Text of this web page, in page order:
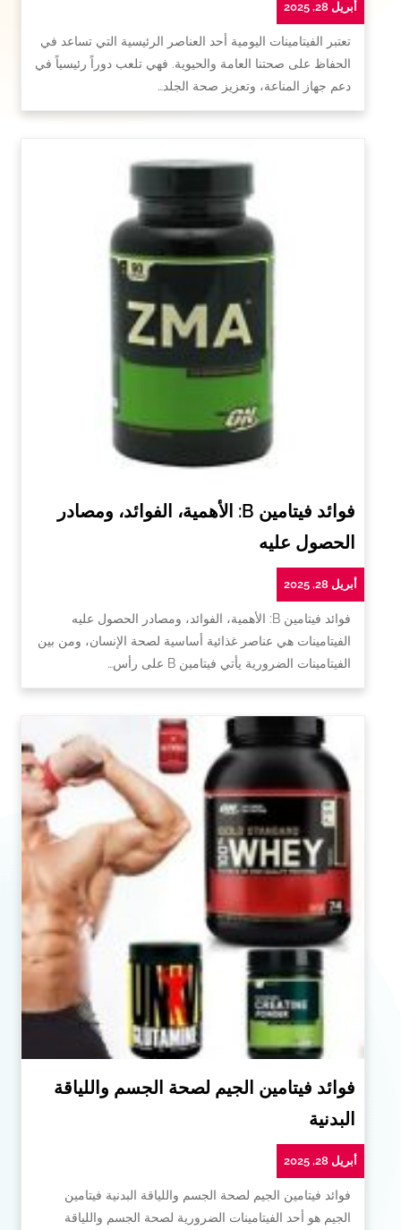
أبريل 28, 2025
تعتبر الفيتامينات اليومية أحد العناصر الرئيسية التي تساعد في
الحفاظ على صحتنا العامة والحيوية. فهي تلعب دوراً رئيسياً في
دعم جهاز المناعة، وتعزيز صحة الجلد…
فوائد فيتامين B: الأهمية، الفوائد، ومصادر
الحصول عليه
أبريل 28, 2025
فوائد فيتامين B: الأهمية، الفوائد، ومصادر الحصول عليه
الفيتامينات هي عناصر غذائية أساسية لصحة الإنسان، ومن بين
الفيتامينات الضرورية يأتي فيتامين B على رأس…
فوائد فيتامين الجيم لصحة الجسم واللياقة
البدنية
أبريل 28, 2025
فوائد فيتامين الجيم لصحة الجسم واللياقة البدنية فيتامين
الجيم هو أحد الفيتامينات الضرورية لصحة الجسم واللياقة